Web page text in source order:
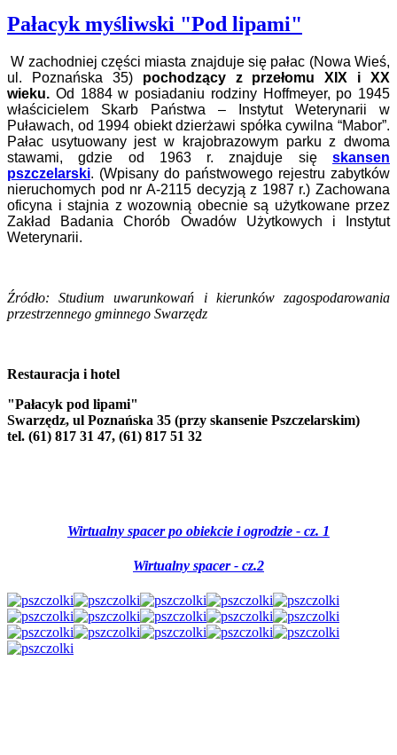
Pałacyk myśliwski "Pod lipami"
W zachodniej części miasta znajduje się pałac (Nowa Wieś,
ul. Poznańska 35) pochodzący z przełomu XIX i XX
wieku. Od 1884 w posiadaniu rodziny Hoffmeyer, po 1945
właścicielem Skarb Państwa – Instytut Weterynarii w
Puławach, od 1994 obiekt dzierżawi spółka cywilna “Mabor”.
Pałac usytuowany jest w krajobrazowym parku z dwoma
stawami, gdzie od 1963 r. znajduje się skansen
pszczelarski. (Wpisany do państwowego rejestru zabytków
nieruchomych pod nr A-2115 decyzją z 1987 r.) Zachowana
oficyna i stajnia z wozownią obecnie są użytkowane przez
Zakład Badania Chorób Owadów Użytkowych i Instytut
Weterynarii.
Źródło: Studium uwarunkowań i kierunków zagospodarowania
przestrzennego gminnego Swarzędz
Restauracja i hotel
"Pałacyk pod lipami"
Swarzędz, ul Poznańska 35 (przy skansenie Pszczelarskim)
tel. (61) 817 31 47, (61) 817 51 32
Wirtualny spacer po obiekcie i ogrodzie - cz. 1
Wirtualny spacer - cz.2